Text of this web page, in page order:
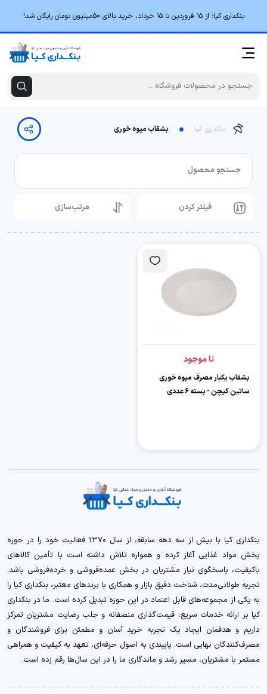
بنکداری کیا؛ از ۱۵ فروردین تا ۱۵ خرداد، خرید بالای 50میلیون تومان رایگان شد!
بنکداری کیا بشقاب میوه خوری
جستجو محصول
فیلتر کردن مرتب‌سازی
نا موجود
بشقاب یکبار مصرف میوه خوری
ساتین کیچن - بسته 6 عددی
بنکداری کیا با بیش از سه دهه سابقه، از سال ۱۳۷۰ فعالیت خود را در حوزه
پخش مواد غذایی آغاز کرده و همواره تلاش داشته است با تأمین کالاهای
باکیفیت، پاسخگوی نیاز مشتریان در بخش عمده‌فروشی و خرده‌فروشی باشد.
تجربه طولانی‌مدت، شناخت دقیق بازار و همکاری با برندهای معتبر، بنکداری کیا را
به یکی از مجموعه‌های قابل اعتماد در این حوزه تبدیل کرده است. ما در بنکداری
کیا بر ارائه خدمات سریع، قیمت‌گذاری منصفانه و جلب رضایت مشتریان تمرکز
داریم و هدفمان ایجاد یک تجربه خرید آسان و مطمئن برای فروشندگان و
مصرف‌کنندگان نهایی است. پایبندی به اصول حرفه‌ای، تعهد به کیفیت و همراهی
مستمر با مشتریان، مسیر رشد و ماندگاری ما را در این سال‌ها رقم زده است.